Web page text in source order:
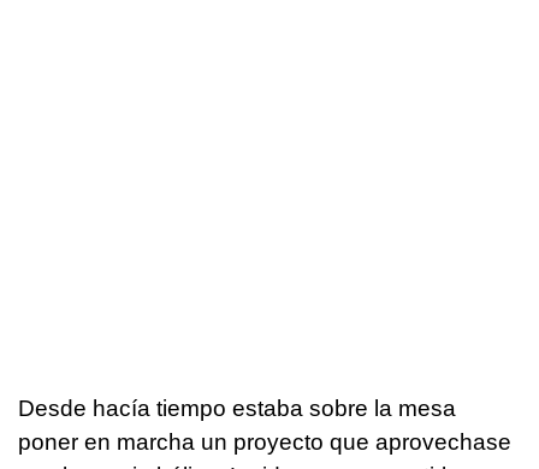
Desde hacía tiempo estaba sobre la mesa
poner en marcha un proyecto que aprovechase